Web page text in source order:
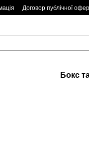
Договор публічної
Бокс